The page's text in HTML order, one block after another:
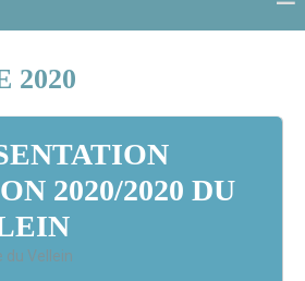
2020
2020/2020 DU
du Vellein